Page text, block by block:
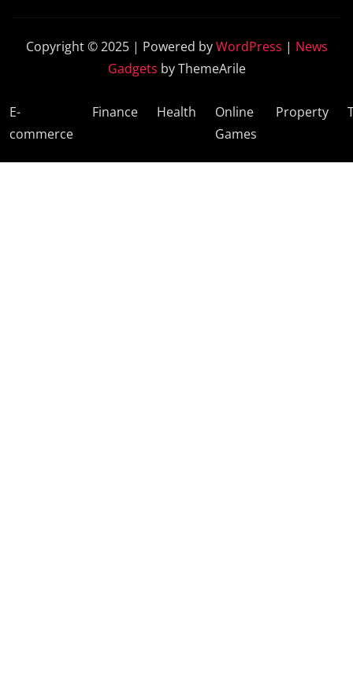
Copyright © 2025 | Powered byWordPress | News
Gadgets by ThemeArile
E-
commerce
Finance Health
Online
Games
Property